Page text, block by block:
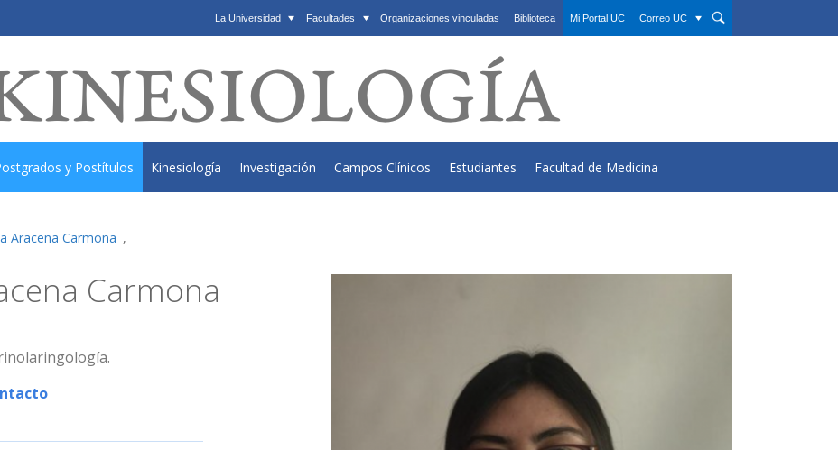
La Universidad Facultades Organizaciones vinculadas Biblioteca Mi Portal UC Correo UC
y Postítulos Kinesiología Investigación Campos Clínicos Estudiantes Facultad de Medicina
,
Aracena Carmona
Carmona